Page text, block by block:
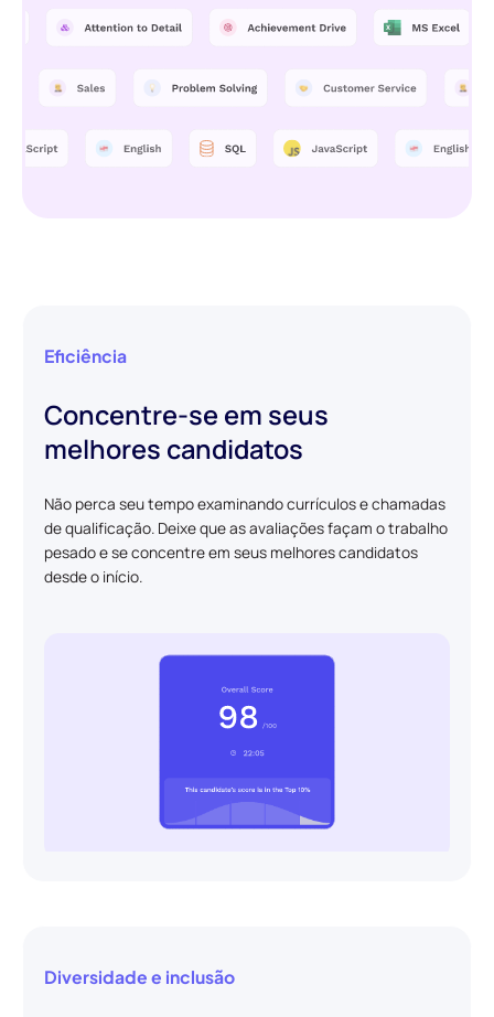
Eficiência
Concentre-se em seus
melhores candidatos
Não perca seu tempo examinando currículos e chamadas
de qualificação. Deixe que as avaliações façam o trabalho
pesado e se concentre em seus melhores candidatos
desde o início.
Diversidade e inclusão